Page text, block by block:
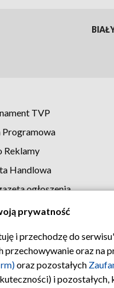
TVP
Programowa
Reklamy
Handlowa
ogłoszenia
prywatność
i przechodzę do
przechowywanie oraz na
oraz pozostałych
i